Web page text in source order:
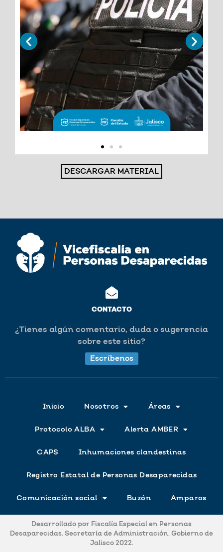
DESCARGAR MATERIAL
CONTACTO
¿Tienes algún comentario, duda o sugerencia
sobre este sitio?
Escríbenos
Inicio Nosotros Áreas
Protocolo ALBA Alerta AMBER
CAPS Inhumaciones clandestinas
Registro Estatal de Personas Desaparecidas
Comunicación social Buzón Amparos
Desarrollado por Fiscalía Especial en Personas
Desaparecidas. Secretaría de Administración. Gobierno de
Jalisco 2022.